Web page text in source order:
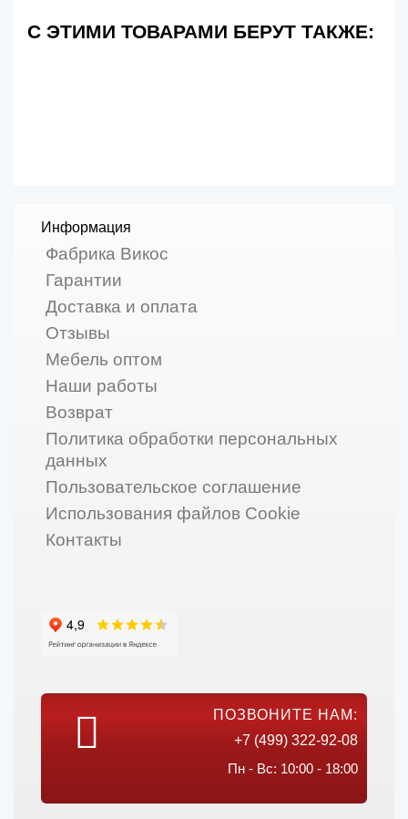
С ЭТИМИ ТОВАРАМИ БЕРУТ ТАКЖЕ:
Информация
Фабрика Викос
Гарантии
Доставка и оплата
Отзывы
Мебель оптом
Наши работы
Возврат
Политика обработки персональных
данных
Пользовательское соглашение
Использования файлов Cookie
Контакты
ПОЗВОНИТЕ НАМ:
+7 (499) 322-92-08
Пн - Вс: 10:00 - 18:00